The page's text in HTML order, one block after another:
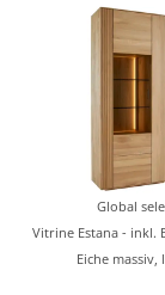
Global
Vitrine Estana - inkl.
Eiche massiv,